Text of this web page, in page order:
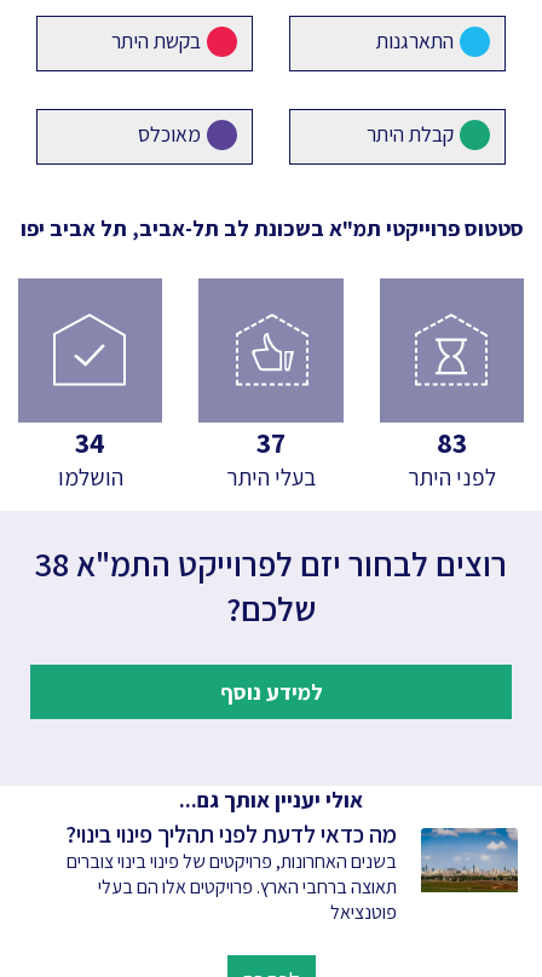
התארגנות בקשת היתר
קבלת היתר מאוכלס
סטטוס פרוייקטי תמ"א בשכונת לב תל-אביב, תל אביב יפו
83
לפני היתר
37
בעלי היתר
34
הושלמו
רוצים לבחור יזם לפרוייקט התמ"א 38
שלכם?
למידע נוסף
אולי יעניין אותך גם...
מה כדאי לדעת לפני תהליך פינוי בינוי?
בשנים האחרונות, פרויקטים של פינוי בינוי צוברים
תאוצה ברחבי הארץ. פרויקטים אלו הם בעלי
פוטנציאל